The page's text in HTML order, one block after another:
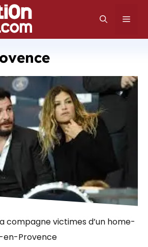
compagne victimes d’un home-
en-Provence